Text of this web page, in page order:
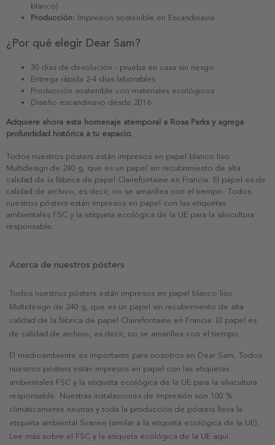
blanco)
Producción: Impresión sostenible en Escandinavia
¿Por qué elegir Dear Sam?
30 días de devolución - prueba en casa sin riesgo
Entrega rápida 2-4 días laborables
Producción sostenible con materiales ecológicos
Diseño escandinavo desde 2016
Adquiere ahora este homenaje atemporal a Rosa Parks y agrega
profundidad histórica a tu espacio.
Todos nuestros pósters están impresos en papel blanco liso
Multidesign de 240 g, que es un papel sin recubrimiento de alta
calidad de la fábrica de papel Clairefontaine en Francia. El papel es de
calidad de archivo, es decir, no se amarillea con el tiempo. Todos
nuestros pósters están impresos en papel con las etiquetas
ambientales FSC y la etiqueta ecológica de la UE para la silvicultura
responsable.
Acerca de nuestros pósters
Todos nuestros pósters están impresos en papel blanco liso
Multidesign de 240 g, que es un papel sin recubrimiento de alta
calidad de la fábrica de papel Clairefontaine en Francia. El papel es
de calidad de archivo, es decir, no se amarillea con el tiempo.
El medioambiente es importante para nosotros en Dear Sam. Todos
nuestros pósters están impresos en papel con las etiquetas
ambientales FSC y la etiqueta ecológica de la UE para la silvicultura
responsable. Nuestras instalaciones de impresión son 100 %
climáticamente neutras y toda la producción de pósters lleva la
etiqueta ambiental Svanen (similar a la etiqueta ecológica de la UE).
Lee más sobre el FSC y la etiqueta ecológica de la UE aquí.